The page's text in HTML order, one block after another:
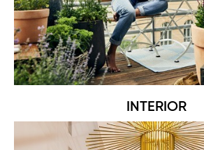
INTERIOR